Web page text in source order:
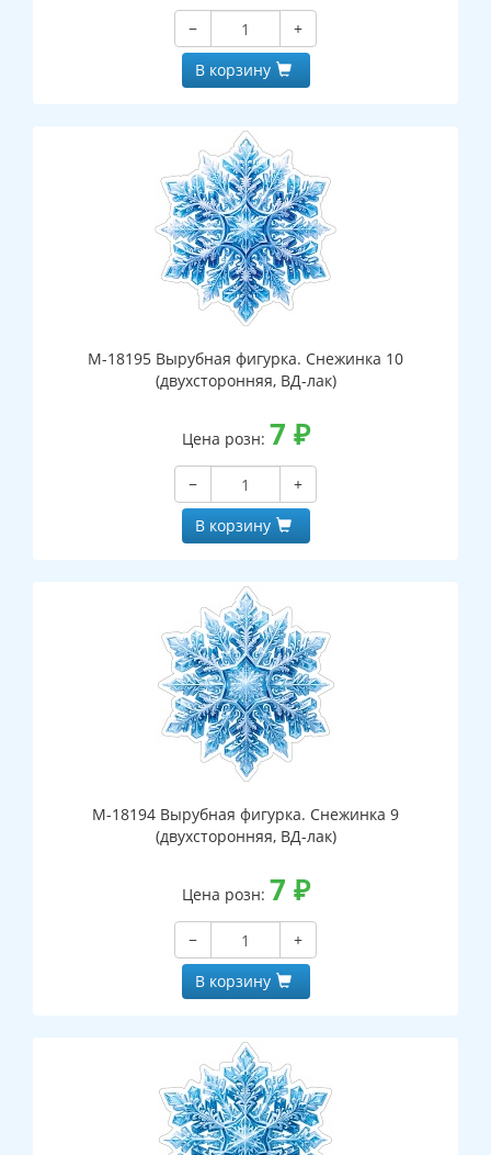
−
+
В корзину
М-18195 Вырубная фигурка. Снежинка 10
(двухсторонняя, ВД-лак)
Цена розн: 7 ₽
−
+
В корзину
М-18194 Вырубная фигурка. Снежинка 9
(двухсторонняя, ВД-лак)
Цена розн: 7 ₽
−
+
В корзину